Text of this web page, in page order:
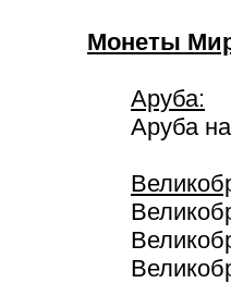
Монеты
Аруба:
Аруба